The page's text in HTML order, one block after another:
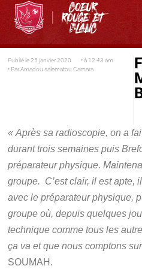
Publié le 25 janvier 2020 • à 12:43 am
• ParAmadou salematou Camara
« Après sa radioscopie, on a
durant trois semaines puis
préparateur physique.
groupe. C’est clair, il est apte,
avec le préparateur physique,
groupe où, depuis quelques
technique comme tous les
ça va et que nous comptons
SOUMAH.